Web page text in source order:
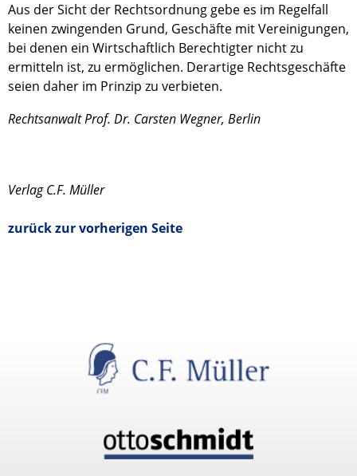
Aus der Sicht der Rechtsordnung gebe es im Regelfall
keinen zwingenden Grund, Geschäfte mit Vereinigungen,
bei denen ein Wirtschaftlich Berechtigter nicht zu
ermitteln ist, zu ermöglichen. Derartige Rechtsgeschäfte
seien daher im Prinzip zu verbieten.
Rechtsanwalt Prof. Dr. Carsten Wegner, Berlin
Verlag C.F. Müller
zurück zur vorherigen Seite